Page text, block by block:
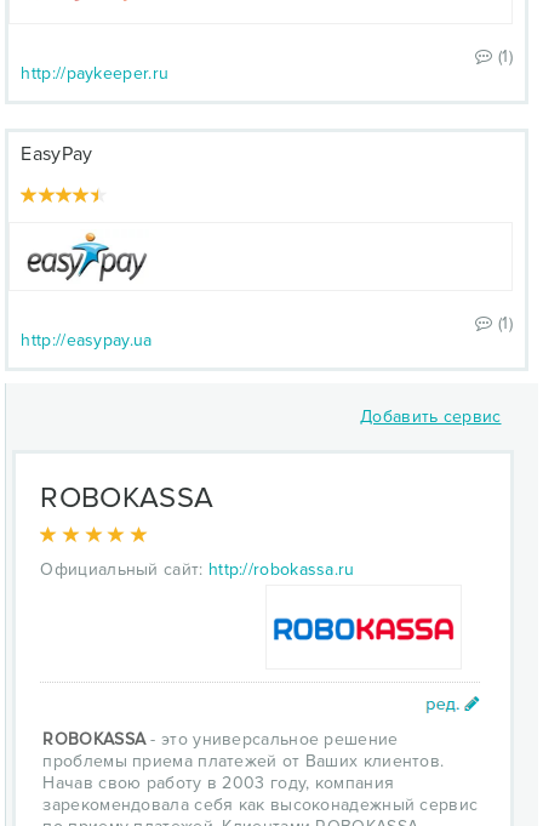
(1)
http://paykeeper.ru
EasyPay
(1)
http://easypay.ua
Добавить сервис
ROBOKASSA
Официальный сайт: http://robokassa.ru
ROBOKASSA- это универсальное решение
проблемы приема платежей от Ваших клиентов.
Начав свою работу в 2003 году, компания
зарекомендовала себя как высоконадежный сервис